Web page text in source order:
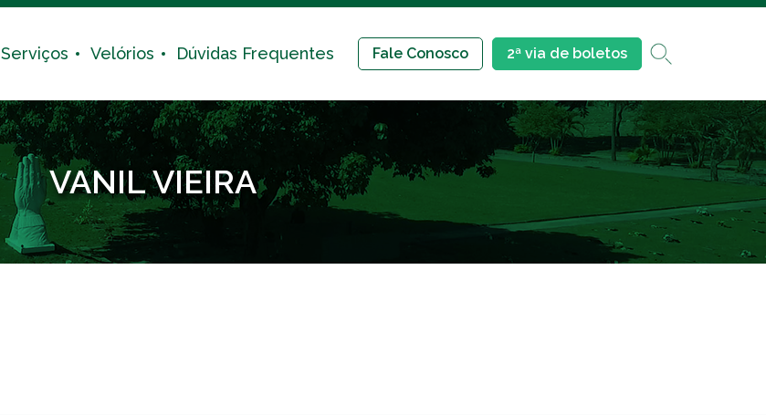
Serviços Velórios Dúvidas Frequentes Fale Conosco 2ª via de boletos
VANIL VIEIRA